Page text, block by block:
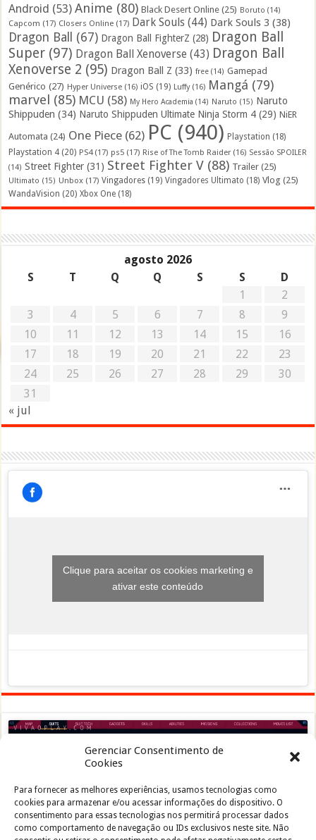
Gerenciar Consentimento de
Cookies
Para fornecer as melhores experiências, usamos tecnologias como
cookies para armazenar e/ou acessar informações do dispositivo. O
consentimento para essas tecnologias nos permitirá processar dados
como comportamento de navegação ou IDs exclusivos neste site. Não
Android (53) Anime (80) Black Desert Online (25) Boruto (14)
Capcom (17) Closers Online (17) Dark Souls (44) Dark Souls 3 (38)
Dragon Ball (67) Dragon Ball FighterZ (28) Dragon Ball
Super (97) Dragon Ball Xenoverse (43) Dragon Ball
Xenoverse 2 (95) Dragon Ball Z (33) free (14) Gamepad
Genérico (27) Hyper Universe (16) iOS (19) Luffy(16) Mangá (79)
marvel (85) MCU (58) My Hero Academia (14) Naruto (15) Naruto
Shippuden (34) Naruto Shippuden Ultimate Ninja Storm 4 (29) NiER
Automata (24) One Piece (62) PC (940) Playstation (18)
Playstation 4 (20) PS4(17) ps5 (17) Rise of The Tomb Raider (16) Sessão SPOILER
(14) Street Fighter (31) Street Fighter V (88) Trailer (25)
Ultimato (15) Unbox (17) Vingadores (19) Vingadores Ultimato (18) Vlog (25)
WandaVision (20) Xbox One (18)
agosto 2026
S
T Q Q S S
D
1
2
3
4 5 6 7 8
9
10
11 12 13 14 15
16
17
18 19 20 21 22
23
24
25 26 27 28 29
30
31
« jul
Clique para aceitar os cookies marketing e
ativar este conteúdo
Clique para aceitar os cookies marketing e
ativar este conteúdo